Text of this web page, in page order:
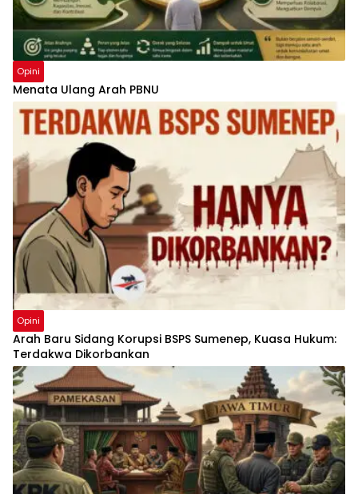
Opini
Menata Ulang Arah PBNU
Opini
Arah Baru Sidang Korupsi BSPS Sumenep, Kuasa Hukum:
Terdakwa Dikorbankan